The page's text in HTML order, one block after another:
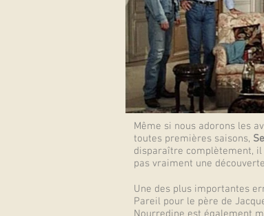
Même si nous adorons les
toutes premières saisons,
disparaître complètement, il
pas vraiment une
Une des plus importantes
Pareil pour le père de